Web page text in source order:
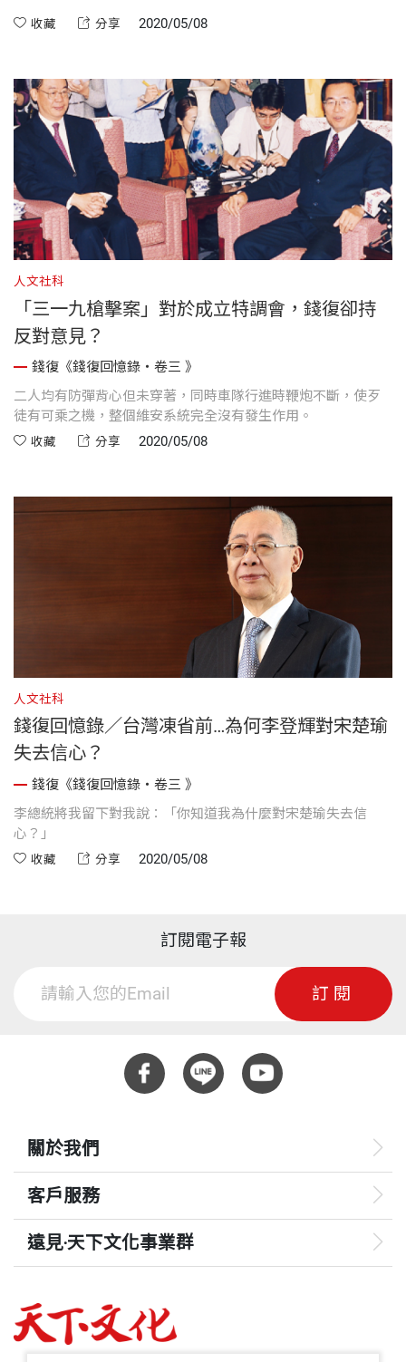
收藏 分享 2020/05/08
人文社科
「三一九槍擊案」對於成立特調會，錢復卻持
反對意見？
錢復《錢復回憶錄・卷三 》
二人均有防彈背心但未穿著，同時車隊行進時鞭炮不斷，使歹
徒有可乘之機，整個維安系統完全沒有發生作用。
收藏 分享 2020/05/08
人文社科
錢復回憶錄／台灣凍省前…為何李登輝對宋楚瑜
失去信心？
錢復《錢復回憶錄・卷三 》
李總統將我留下對我說：「你知道我為什麼對宋楚瑜失去信
心？」
收藏 分享 2020/05/08
訂閱電子報
訂閱
關於我們
客戶服務
遠見‧天下文化事業群
哈佛商業評論